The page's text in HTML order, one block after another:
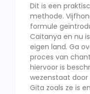
Dit is een
methode.
formule
Caitanya en nu
eigen land. Ga
proces van
hiervoor is
wezenstaat
Gita zoals ze is